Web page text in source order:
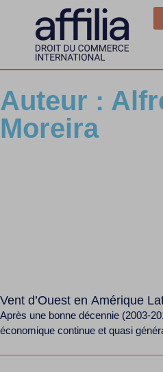
Auteur :
Moreira
Vent d’Ouest en Amérique
Après une bonne décennie (2003-
économique continue et quasi